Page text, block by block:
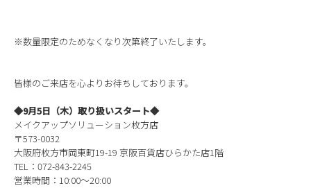
※数量限定のためなくなり次第終了いたします。
皆様のご来店を心よりお待ちしております。
◆9月5日（木）取り扱いスタート◆
メイクアップソリューション枚方店
〒573-0032
大阪府枚方市岡東町19-19 京阪百貨店ひらかた店1階
TEL：072-843-2245
営業時間：10:00～20:00